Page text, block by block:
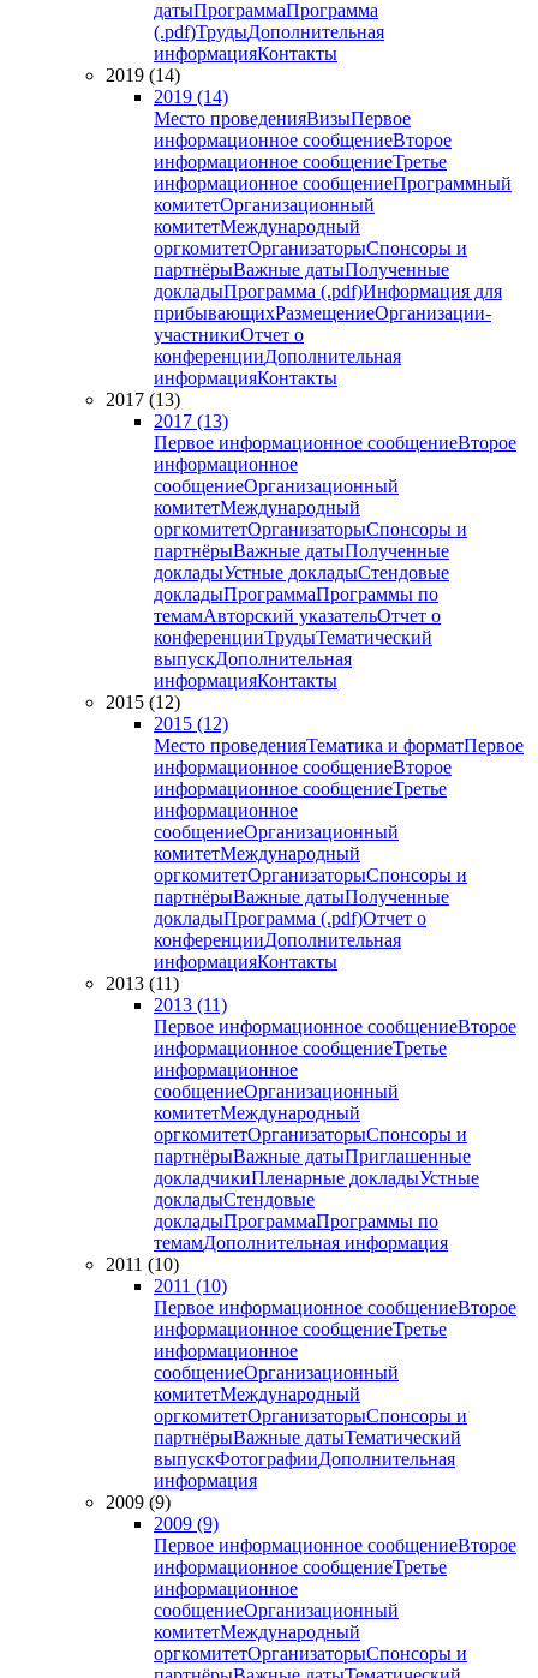
датыПрограммаПрограмма
(.pdf)ТрудыДополнительная
информацияКонтакты
2019 (14)
2019 (14)
Место проведенияВизыПервое
информационное сообщениеВторое
информационное сообщениеТретье
информационное сообщениеПрограммный
комитетОрганизационный
комитетМеждународный
оргкомитетОрганизаторыСпонсоры и
партнёрыВажные датыПолученные
докладыПрограмма (.pdf)Информация для
прибывающихРазмещениеОрганизации-
участникиОтчет о
конференцииДополнительная
информацияКонтакты
2017 (13)
2017 (13)
Первое информационное сообщениеВторое
информационное
сообщениеОрганизационный
комитетМеждународный
оргкомитетОрганизаторыСпонсоры и
партнёрыВажные датыПолученные
докладыУстные докладыСтендовые
докладыПрограммаПрограммы по
темамАвторский указательОтчет о
конференцииТрудыТематический
выпускДополнительная
информацияКонтакты
2015 (12)
2015 (12)
Место проведенияТематика и форматПервое
информационное сообщениеВторое
информационное сообщениеТретье
информационное
сообщениеОрганизационный
комитетМеждународный
оргкомитетОрганизаторыСпонсоры и
партнёрыВажные датыПолученные
докладыПрограмма (.pdf)Отчет о
конференцииДополнительная
информацияКонтакты
2013 (11)
2013 (11)
Первое информационное сообщениеВторое
информационное сообщениеТретье
информационное
сообщениеОрганизационный
комитетМеждународный
оргкомитетОрганизаторыСпонсоры и
партнёрыВажные датыПриглашенные
докладчикиПленарные докладыУстные
докладыСтендовые
докладыПрограммаПрограммы по
темамДополнительная информация
2011 (10)
2011 (10)
Первое информационное сообщениеВторое
информационное сообщениеТретье
информационное
сообщениеОрганизационный
комитетМеждународный
оргкомитетОрганизаторыСпонсоры и
партнёрыВажные датыТематический
выпускФотографииДополнительная
информация
2009 (9)
2009 (9)
Первое информационное сообщениеВторое
информационное сообщениеТретье
информационное
сообщениеОрганизационный
комитетМеждународный
оргкомитетОрганизаторыСпонсоры и